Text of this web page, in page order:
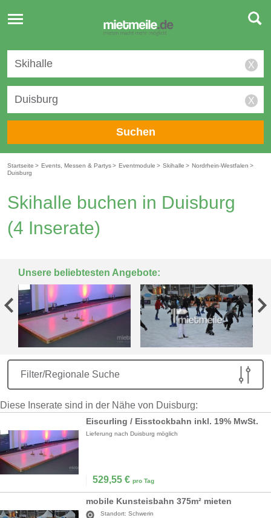
Toggle
navigation
X
X
Suchen
Startseite > Events, Messen & Partys> Eventmodule > Skihalle > Nordrhein-Westfalen >
Duisburg
Skihalle buchen in Duisburg
(4 Inserate)
Unsere beliebtesten Angebote:
Filter/Regionale Suche
Diese Inserate sind in der Nähe von Duisburg:
Eiscurling / Eisstockbahn inkl. 19% MwSt.
Lieferung nach Duisburg möglich
529,55 € pro Tag
mobile Kunsteisbahn 375m² mieten
Standort: Schwerin